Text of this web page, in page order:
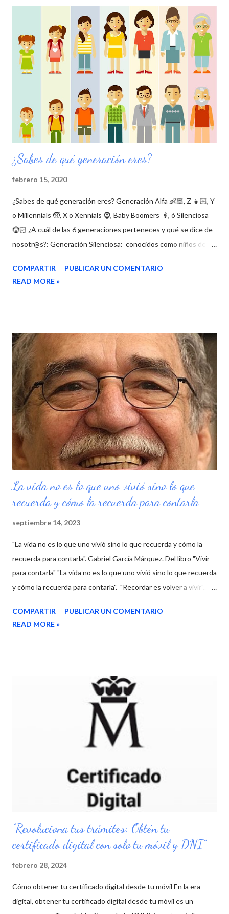
¿Sabes de qué generación eres?
febrero 15, 2020
¿Sabes de qué generación eres? Generación Alfa 👶🏻, Z 👧🏻, Y
o Millennials 🧒, X o Xennials 🧔, Baby Boomers 👴, ó Silenciosa
🤶🏻 ¿A cuál de las 6 generaciones perteneces y qué se dice de
nosotr@s?: Generación Silenciosa: conocidos como niños de la
Época del silencio y tristeza. Por lo general son personas
asesinato de Kenedy. Nacidos entre 1946 y 1964. Xennials o
Generación X : conociste los primeros ordenadores y utilizas lo
justo internet. Viviste la caída del muro de Berlín. El ocio se
compagina con el mundo laboral. Inmigrantes digitales. Nacidos
entre 1965 y 1979. Milennials o Generación Y: eres la
generación más preparada, pero ...
COMPARTIR
PUBLICAR UN COMENTARIO
READ MORE »
La vida no es lo que uno vivió sino lo que
recuerda y cómo la recuerda para contarla
septiembre 14, 2023
"La vida no es lo que uno vivió sino lo que recuerda y cómo la
recuerda para contarla". Gabriel García Márquez. Del libro "Vivir
para contarla" "La vida no es lo que uno vivió sino lo que recuerda
y cómo la recuerda para contarla". "Recordar es volver a vivir"... y
muestra aquello que deseamos revivir, bueno o no tan bueno,
verdad, porque es como nosotros/as mismos lo recordamos.
Disfruta ese pequeño viaje en tus recuerdos, revive, llora, vuelve
a sonreír... vale la pena sentirse libre al revivir nuestras
memorias. En Amazón He conocido este libro de Gabriel García
Marquez gracias al vídeo "La vida no es la que vivimos, sino cómo
COMPARTIR
PUBLICAR UN COMENTARIO
READ MORE »
“Revoluciona tus trámites: Obtén tu
certificado digital con solo tu móvil y DNI”
febrero 28, 2024
Cómo obtener tu certificado digital desde tu móvil En la era
digital, obtener tu certificado digital desde tu móvil es un